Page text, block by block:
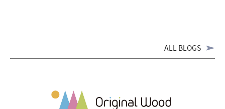
ALL BLOGS